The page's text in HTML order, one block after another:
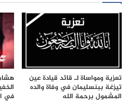
تعزية ومواساة لـ قائد قيادة عين
تيزغة ببنسليمان في وفاة والده
المشمول برحمة الله
في